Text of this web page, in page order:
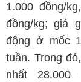
1.000 đồng/
đồng/kg; giá
động ở mốc
tuần. Trong
nhất 28.000